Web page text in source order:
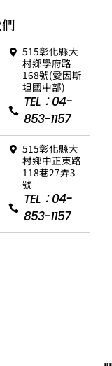
515彰化縣大
村鄉學府路
168號(愛因斯
坦國中部)
TEL：04-
853-1157
515彰化縣大
村鄉中正東路
118巷27弄3
號
TEL：04-
853-1157